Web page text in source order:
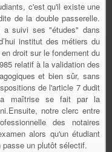
c'est qu'il existe une
de la double passerelle.
a suivi ses "études" dans
institut des métiers du
droit sur le fondement du
relatif à la validation des
et bien sûr, sans
de l'article 7 dudit
la maîtrise se fait par la
notre clerc entre
des notaires
alors qu'un étudiant
un plutôt sélectif.